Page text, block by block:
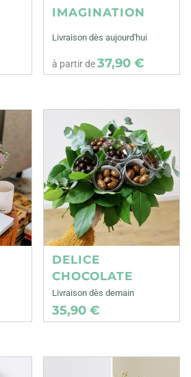
IMAGINATION
Livraison dès aujourd'hui
à partir de37,90 €
DELICE
CHOCOLATE
Livraison dès demain
35,90 €